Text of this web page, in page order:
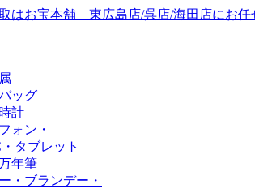
ッグ
計
ォン・
タブレット
年筆
・ブランデー・